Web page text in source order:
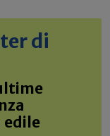
di
edile